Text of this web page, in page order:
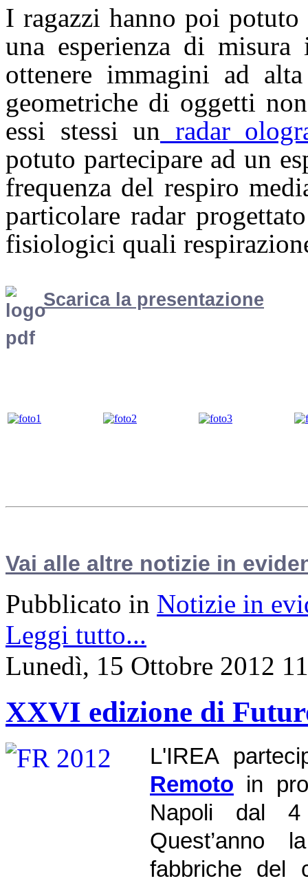
I ragazzi hanno poi potuto
una esperienza di
ottenere immagini ad
geometriche di oggetti
essi stessi un radar
potuto partecipare ad un
frequenza del respiro
particolare radar
fisiologici quali
Scarica la presentazione
Vai alle altre notizie in
Pubblicato in Notizie in
Leggi tutto...
Lunedì, 15 Ottobre 2012
XXVI edizione di
L'IREA
Remoto in
Napoli dal
Quest’anno
fabbriche del